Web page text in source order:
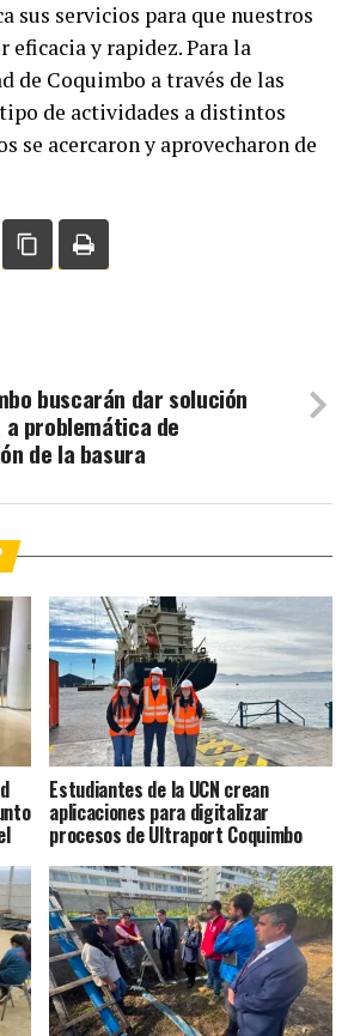
sus servicios para que nuestros
eficacia y rapidez. Para la
de Coquimbo a través de las
de actividades a distintos
se acercaron y aprovecharon de
buscarán dar solución
problemática de
de la basura
Estudiantes de la UCN crean
aplicaciones para digitalizar
procesos de Ultraport Coquimbo